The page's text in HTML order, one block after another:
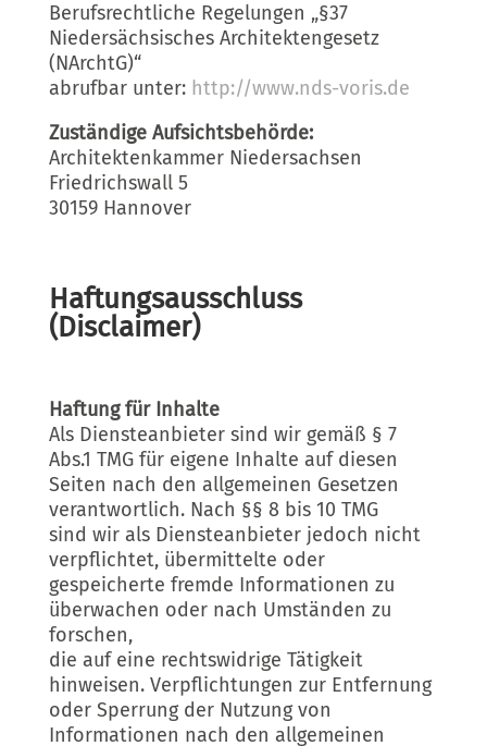
Berufsrechtliche Regelungen „§37
Niedersächsisches Architektengesetz
(NArchtG)“
abrufbar unter: http://www.nds-voris.de
Zuständige Aufsichtsbehörde:
Architektenkammer Niedersachsen
Friedrichswall 5
30159 Hannover
Haftungsausschluss
(Disclaimer)
Haftung für Inhalte
Als Diensteanbieter sind wir gemäß § 7
Abs.1 TMG für eigene Inhalte auf diesen
Seiten nach den allgemeinen Gesetzen
verantwortlich. Nach §§ 8 bis 10 TMG
sind wir als Diensteanbieter jedoch nicht
verpflichtet, übermittelte oder
gespeicherte fremde Informationen zu
überwachen oder nach Umständen zu
forschen,
die auf eine rechtswidrige Tätigkeit
hinweisen. Verpflichtungen zur Entfernung
oder Sperrung der Nutzung von
Informationen nach den allgemeinen